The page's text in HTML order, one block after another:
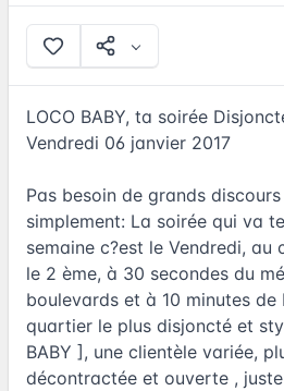
LOCO BABY, ta soirée
Vendredi 06 janvier 2017
Pas besoin de grands
simplement: La soirée qui va
semaine c?est le Vendredi, au
le 2 ème, à 30 secondes du
boulevards et à 10 minutes de
quartier le plus disjoncté et
BABY ], une clientèle variée,
décontractée et ouverte ,